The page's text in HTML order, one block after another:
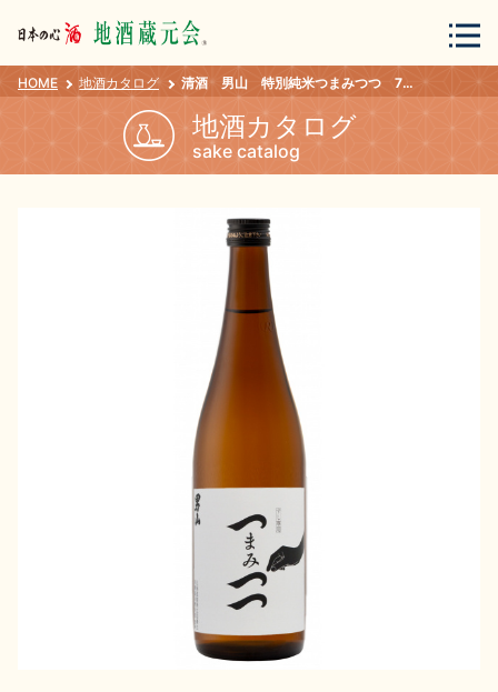
会員登録 ログイン
地酒カタログ
地酒解体新書
お楽しみコンテンツ
HOME 地酒カタログ 清酒 男山 特別純米つまみつつ 720ml
地酒カタログ
sake catalog